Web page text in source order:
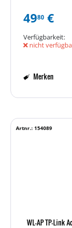
4980 €
Verfügbarkeit:
nicht
Merken
WL-AP TP-Link
Artnr.: 154089